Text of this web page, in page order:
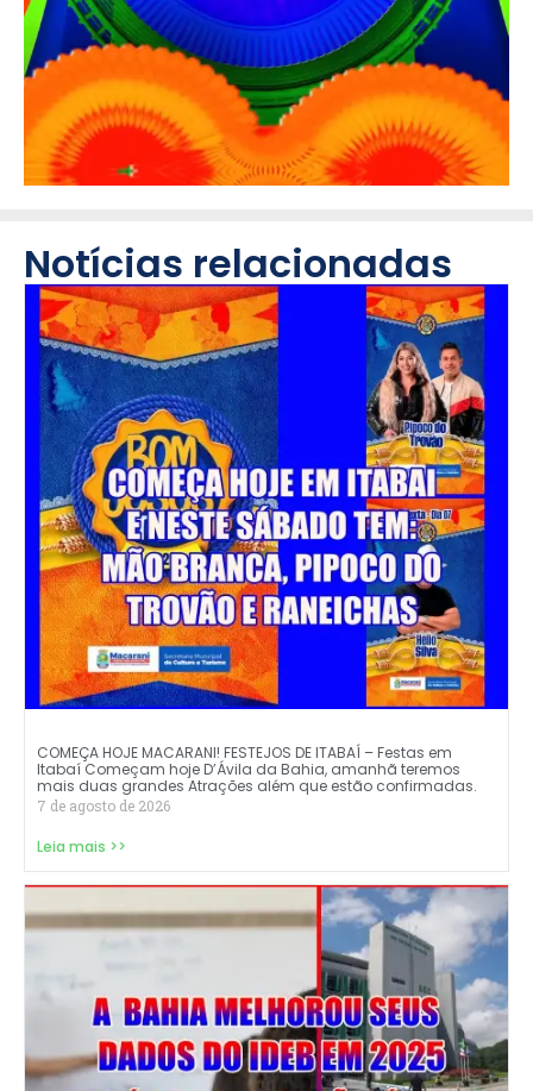
Notícias relacionadas
COMEÇA HOJE MACARANI! FESTEJOS DE ITABAÍ – Festas em
Itabaí Começam hoje D’Ávila da Bahia, amanhã teremos
mais duas grandes Atrações além que estão confirmadas.
7 de agosto de 2026
Leia mais >>